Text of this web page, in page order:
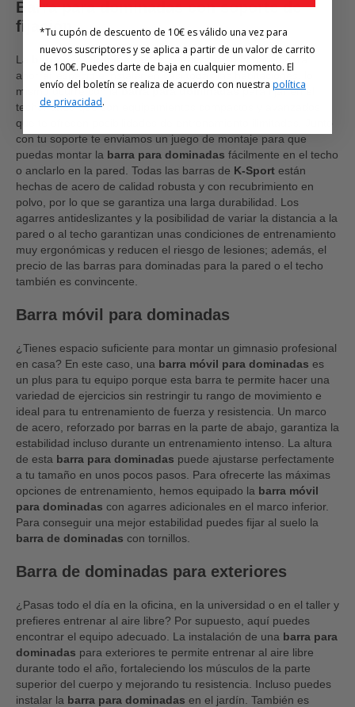
Barra para dominadas con soporte de
fijación
La barra para dominadas
se puede fijar en la pared para
ahorrar espacio e instalar en casi todas las habitaciones, lo
mismo ocurre con labarra para dominadaspara fijar en el
techo, dado que son equipamientos compactos y avanzados
que te ofrecen posibilidades de entrenamiento ilimitadas. Junto
con tu soporte te enviamos un juego de montaje para que
puedas montar la barra para dominadas fácilmente en el techo
o anclarlo en la pared. Todas las barras de K-Sport están
hechas de acero de calidad robusta y con recubrimiento en
polvo, por lo que se garantiza una larga durabilidad. Los
agarres antideslizantes y la posibilidad de variar la distancia a la
pared o al techo garantizan unas condiciones de entrenamiento
muy ergonómicas y reducen el riesgo de lesiones; además, el
precio de las barras para dominadas para la pared o el techo
también es convincente.
Barra móvil para dominadas
¿Tienes espacio suficiente para montar un gimnasio profesional
en casa? En este caso, una barra móvil para dominadas es
un plus para tu equipo porque esta barra te permite hacer una
variedad de ejercicios sin restringir tu rango de movimiento e
ideal para tu entrenamiento de fuerza y resistencia. Un marco
de acero, reforzado por barras en la parte de abajo, garantiza la
estabilidad incluso durante un entrenamiento intenso. La altura
de esta barra para dominadas puede ajustarse perfectamente
a tu tamaño en unos pocos pasos. Para ofrecerte las máximas
opciones de entrenamiento, hemos equipado la barra móvil
para dominadas con agarres adicionales en el marco inferior.
Para conseguir una mejor estabilidad puedes fijar al suelo la
barra de dominadas con tornillos.
Barra de dominadas para exteriores
¿Pasas todo el día en la oficina, en la universidad o en el taller y
prefieres entrenar al aire libre? Por supuesto, aquí puedes
encontrar el equipo adecuado. La instalación de una barra para
dominadas para exteriores te permite entrenar al aire libre
durante todo el año, fortaleciendo los músculos de la parte
superior del cuerpo y mejorando tu resistencia. Incluso puedes
instalar la barra para dominadas en el jardín. También es
*Tu cupón de descuento de 10€ es válido una vez para
nuevos suscriptores y se aplica a partir de un valor de carrito
de 100€. Puedes darte de baja en cualquier momento. El
envío del boletín se realiza de acuerdo con nuestra política
de privacidad.